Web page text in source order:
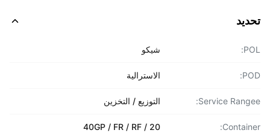
الاسترالية
Service التوزيع / التخزين